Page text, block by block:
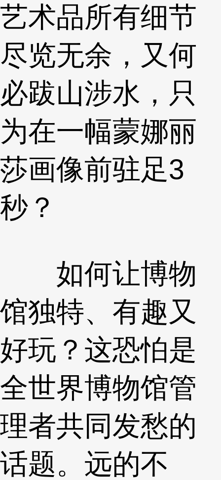
艺术品所有细节
尽览无余，又何
必跋山涉水，只
为在一幅蒙娜丽
莎画像前驻足3
秒？
如何让博物
馆独特、有趣又
好玩？这恐怕是
全世界博物馆管
理者共同发愁的
话题。远的不